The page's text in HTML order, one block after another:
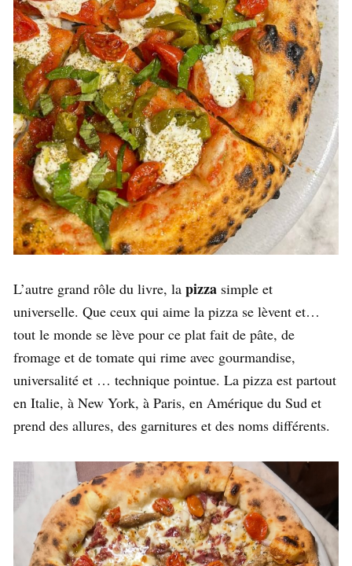
L’autre grand rôle du livre, la pizza simple et
universelle. Que ceux qui aime la pizza se lèvent et…
tout le monde se lève pour ce plat fait de pâte, de
fromage et de tomate qui rime avec gourmandise,
universalité et … technique pointue. La pizza est partout
en Italie, à New York, à Paris, en Amérique du Sud et
prend des allures, des garnitures et des noms différents.